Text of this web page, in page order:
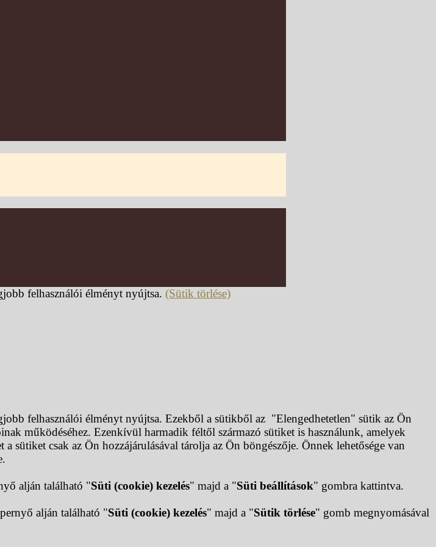
felhasználói élményt nyújtsa. (Sütik törlése)
felhasználói élményt nyújtsa. Ezekből a sütikből az "Elengedhetetlen" sütik az Ön
működéséhez. Ezenkívül harmadik féltől származó sütiket is használunk, amelyek
sütiket csak az Ön hozzájárulásával tárolja az Ön böngészője. Önnek lehetősége van
alján található "Süti (cookie) kezelés" majd a "Süti beállítások" gombra kattintva.
alján található "Süti (cookie) kezelés" majd a "Sütik törlése" gomb megnyomásával